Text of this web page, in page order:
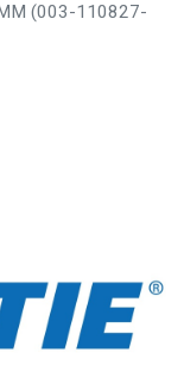
(003-110827-